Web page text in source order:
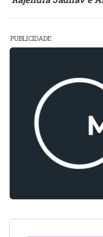
PUBLICIDADE